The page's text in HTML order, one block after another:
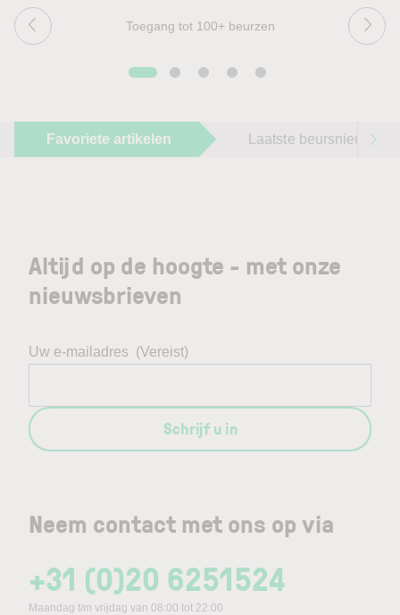
Toegang tot 100+ beurzen
Favoriete artikelen Laatste beursnieuws
Neem contact met ons op via
+31 (0)20 6251524
Maandag t/m vrijdag van 08:00 tot 22:00
Altijd op de hoogte - met onze
nieuwsbrieven
Uw e-mailadres (Vereist)
Schrijf u in